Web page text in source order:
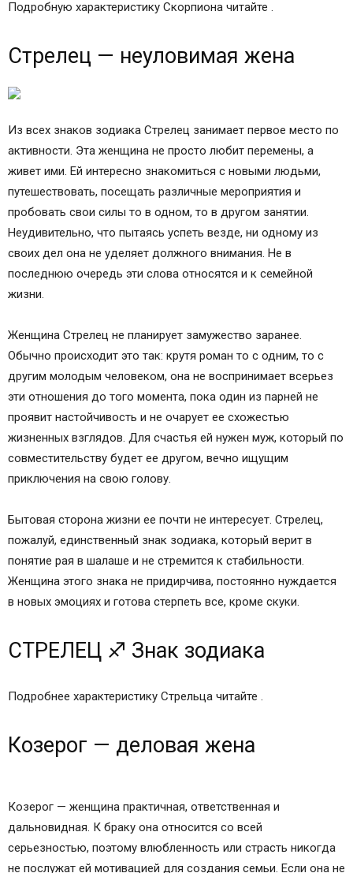
Подробную характеристику Скорпиона читайте .
Стрелец — неуловимая жена
Из всех знаков зодиака Стрелец занимает первое место по
активности. Эта женщина не просто любит перемены, а
живет ими. Ей интересно знакомиться с новыми людьми,
путешествовать, посещать различные мероприятия и
пробовать свои силы то в одном, то в другом занятии.
Неудивительно, что пытаясь успеть везде, ни одному из
своих дел она не уделяет должного внимания. Не в
последнюю очередь эти слова относятся и к семейной
жизни.
Женщина Стрелец не планирует замужество заранее.
Обычно происходит это так: крутя роман то с одним, то с
другим молодым человеком, она не воспринимает всерьез
эти отношения до того момента, пока один из парней не
проявит настойчивость и не очарует ее схожестью
жизненных взглядов. Для счастья ей нужен муж, который по
совместительству будет ее другом, вечно ищущим
приключения на свою голову.
Бытовая сторона жизни ее почти не интересует. Стрелец,
пожалуй, единственный знак зодиака, который верит в
понятие рая в шалаше и не стремится к стабильности.
Женщина этого знака не придирчива, постоянно нуждается
в новых эмоциях и готова стерпеть все, кроме скуки.
СТРЕЛЕЦ ♐ Знак зодиака
Подробнее характеристику Стрельца читайте .
Козерог — деловая жена
Козерог — женщина практичная, ответственная и
дальновидная. К браку она относится со всей
серьезностью, поэтому влюбленность или страсть никогда